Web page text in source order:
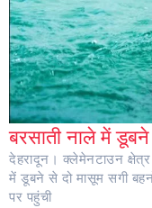
बरसाती नाले में
देहरादून। क्लेमेनटाउन
में डूबने से दो मासूम सगी
पर पहुंची